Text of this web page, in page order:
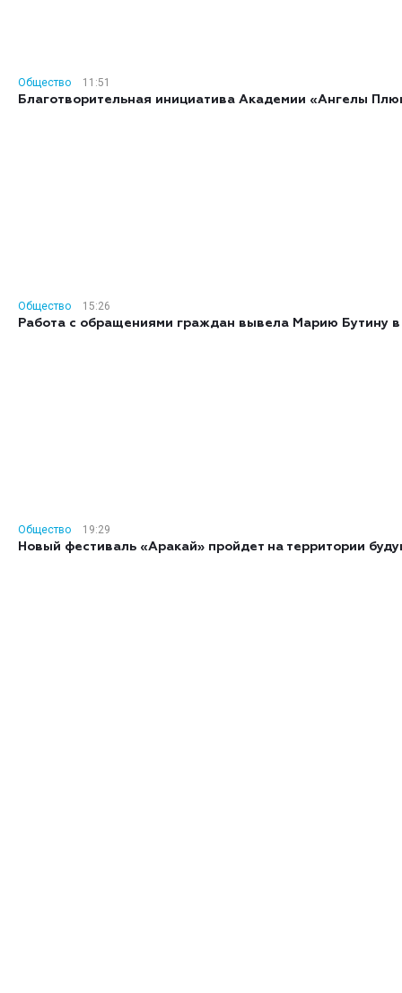
Общество
11:51
Благотворительная инициатива Академии «Ангелы
Общество
15:26
Работа с обращениями граждан вывела Марию Бутину
Общество
19:29
Новый фестиваль «Аракай» пройдет на территории